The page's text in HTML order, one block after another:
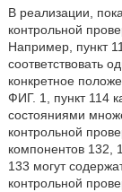
В реализации,
контрольной
Например, пункт
соответствовать
конкретное
ФИГ. 1, пункт 114
состояниями
контрольной
компонентов 132,
133 могут
контрольной